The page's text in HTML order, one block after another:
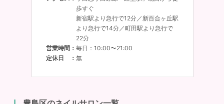
歩すぐ
新宿駅より急行で12分／新百合ヶ丘駅
より急行で14分／町田駅より急行で
22分
営業時間
毎日：10:00〜21:00
定休日
無